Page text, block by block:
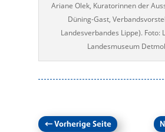
Ariane Olek, Kuratorinnen der
Düning-Gast,
Landesverbandes Lippe). Foto:
Landesmuseum
←Vorherige Seite